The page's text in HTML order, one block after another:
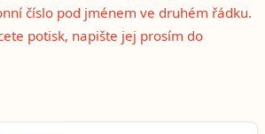
číslo pod jménem ve druhém řádku.
potisk, napište jej prosím do